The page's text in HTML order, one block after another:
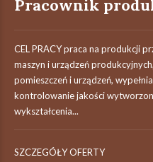
Pracownik
CEL PRACY praca na produkcji
maszyn i urządzeń
pomieszczeń i urządzeń,
kontrolowanie jakości
wykształcenia...
SZCZEGÓŁY OFERTY